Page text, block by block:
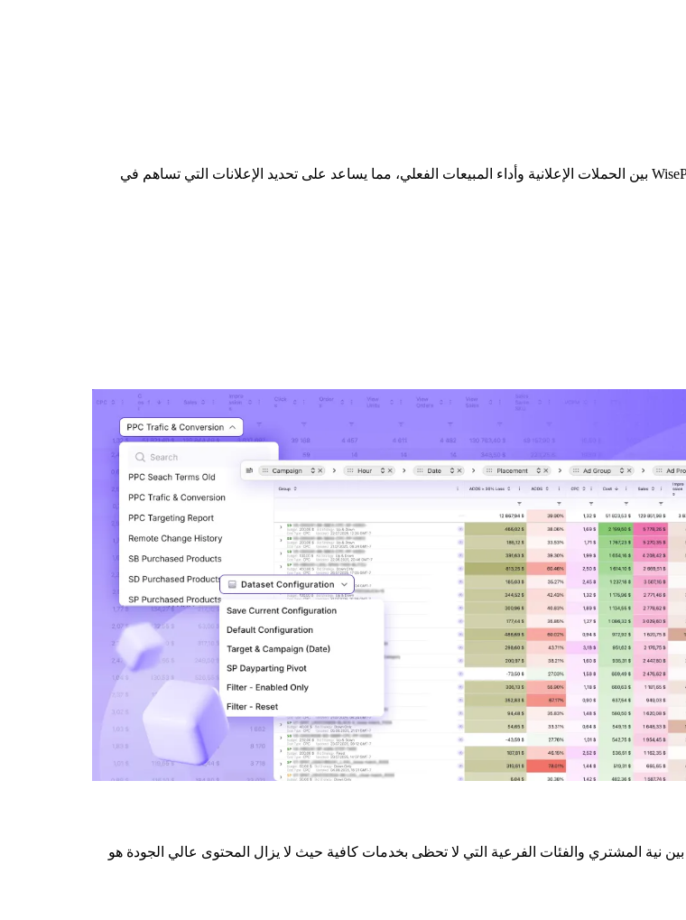
لا يُظهر النظر إلى النقرات أو مرات الظهور وحدها الصورة الكاملة. يربط WisePPC بين الحملات الإعلانية وأداء المبيعات الفعلي، مما يساعد على تحديد الإعلانات التي تساهم في
نية المشتري والفئات الفرعية التي لا تحظى بخدمات كافية حيث لا يزال المحتوى عالي الجودة هو